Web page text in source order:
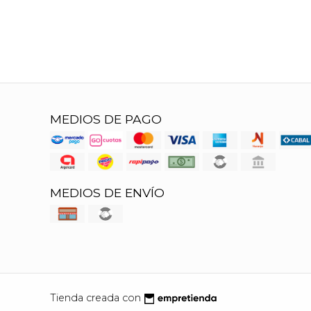
MEDIOS DE PAGO
MEDIOS DE ENVÍO
Tienda creada con